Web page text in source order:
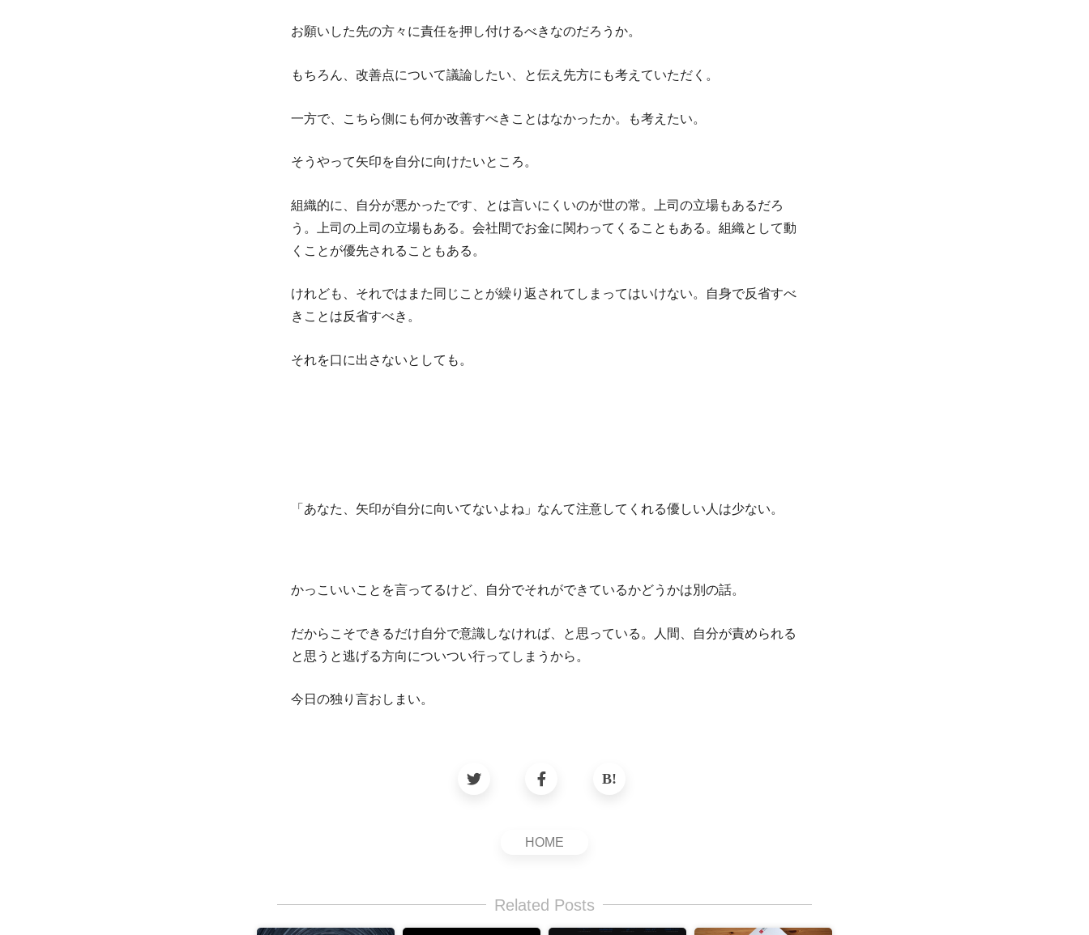
お願いした先の方々に責任を押し付けるべきなのだろうか。
もちろん、改善点について議論したい、と伝え先方にも考えていただく。
一方で、こちら側にも何か改善すべきことはなかったか。も考えたい。
そうやって矢印を自分に向けたいところ。
組織的に、自分が悪かったです、とは言いにくいのが世の常。上司の立場もあるだろ
う。上司の上司の立場もある。会社間でお金に関わってくることもある。組織として動
くことが優先されることもある。
けれども、それではまた同じことが繰り返されてしまってはいけない。自身で反省すべ
きことは反省すべき。
それを口に出さないとしても。
「あなた、矢印が自分に向いてないよね」なんて注意してくれる優しい人は少ない。
かっこいいことを言ってるけど、自分でそれができているかどうかは別の話。
だからこそできるだけ自分で意識しなければ、と思っている。人間、自分が責められる
と思うと逃げる方向についつい行ってしまうから。
今日の独り言おしまい。
HOME
Related Posts